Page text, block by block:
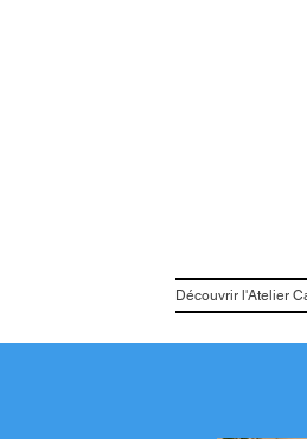
Découvrir l'Atelier